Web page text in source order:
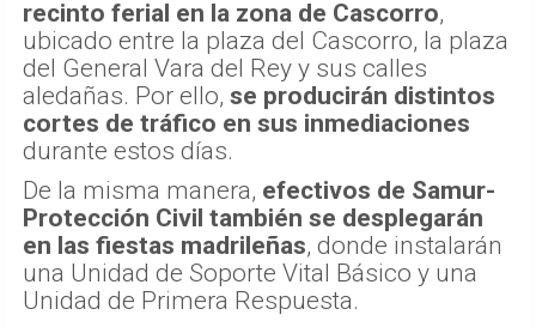
recinto ferial en la zona de Cascorro,
ubicado entre la plaza del Cascorro, la plaza
del General Vara del Rey y sus calles
aledañas. Por ello, se producirán distintos
cortes de tráfico en sus inmediaciones
durante estos días.
De la misma manera, efectivos de Samur-
Protección Civil también se desplegarán
en las fiestas madrileñas, donde instalarán
una Unidad de Soporte Vital Básico y una
Unidad de Primera Respuesta.